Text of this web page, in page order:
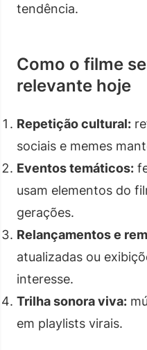
tendência.
Como o filme
relevante hoje
Repetição cultural:
sociais e memes
Eventos temáticos:
usam elementos do
gerações.
Relançamentos e
atualizadas ou
interesse.
Trilha sonora viva:
em playlists virais.